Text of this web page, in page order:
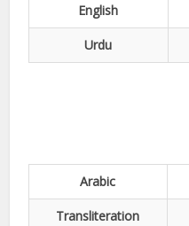
English
Urdu
Arabic
Transliteration